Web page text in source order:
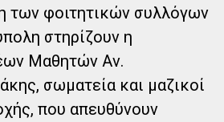
των φοιτητικών συλλόγων
στηρίζουν η
Μαθητών Αν.
σωματεία και μαζικοί
που απευθύνουν